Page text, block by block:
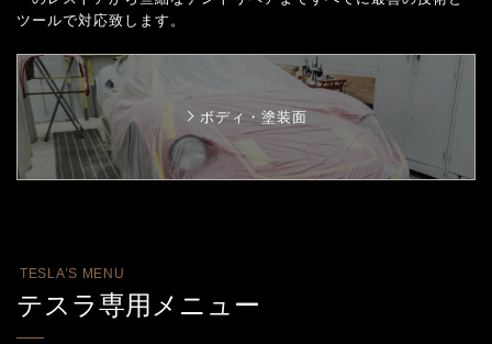
ツールで対応致します。
ボディ・塗装面
TESLA’S MENU
テスラ専用メニュー